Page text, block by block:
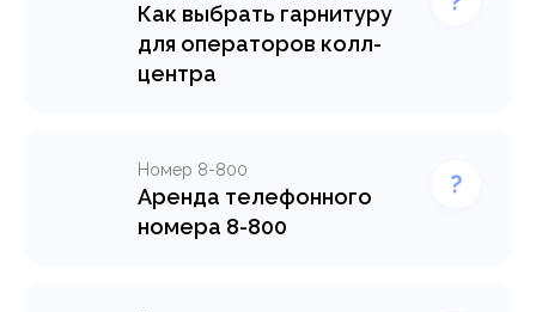
Как выбрать гарнитуру
для операторов колл-
центра
Номер 8-800
Аренда телефонного
номера 8-800